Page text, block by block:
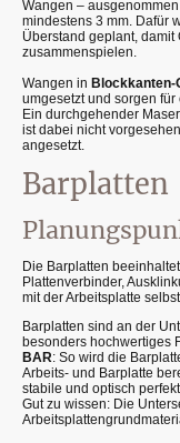
Wangen –
mindestens 3 mm. Dafür
Überstand geplant, damit
zusammenspielen.
Wangen in Blockkanten-
umgesetzt und sorgen
Ein durchgehender
ist dabei nicht
angesetzt.
Barplatten
Die Barplatten
Plattenverbinder,
mit der Arbeitsplatte
Barplatten sind an der
besonders hochwertiges
BAR: So wird die
Arbeits- und Barplatte
stabile und optisch
Gut zu wissen: Die